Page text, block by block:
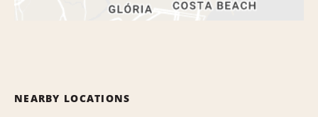
NEARBY LOCATIONS